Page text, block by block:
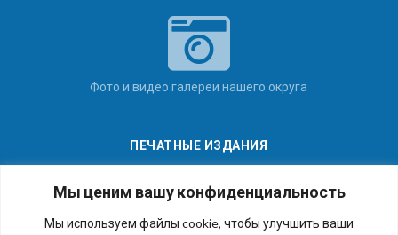
Мы ценим вашу конфиденциальность
Мы используем файлы cookie, чтобы улучшить ваши
Фото и видео галереи нашего округа
ПЕЧАТНЫЕ ИЗДАНИЯ